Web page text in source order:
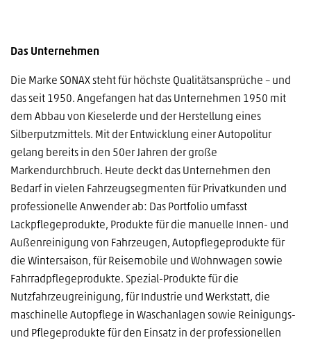
Das Unternehmen
Die Marke SONAX steht für höchste Qualitätsansprüche – und
das seit 1950. Angefangen hat das Unternehmen 1950 mit
dem Abbau von Kieselerde und der Herstellung eines
Silberputzmittels. Mit der Entwicklung einer Autopolitur
gelang bereits in den 50er Jahren der große
Markendurchbruch. Heute deckt das Unternehmen den
Bedarf in vielen Fahrzeugsegmenten für Privatkunden und
professionelle Anwender ab: Das Portfolio umfasst
Lackpflegeprodukte, Produkte für die manuelle Innen- und
Außenreinigung von Fahrzeugen, Autopflegeprodukte für
die Wintersaison, für Reisemobile und Wohnwagen sowie
Fahrradpflegeprodukte. Spezial-Produkte für die
Nutzfahrzeugreinigung, für Industrie und Werkstatt, die
maschinelle Autopflege in Waschanlagen sowie Reinigungs-
und Pflegeprodukte für den Einsatz in der professionellen